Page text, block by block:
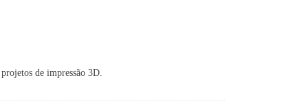
de impressão 3D.